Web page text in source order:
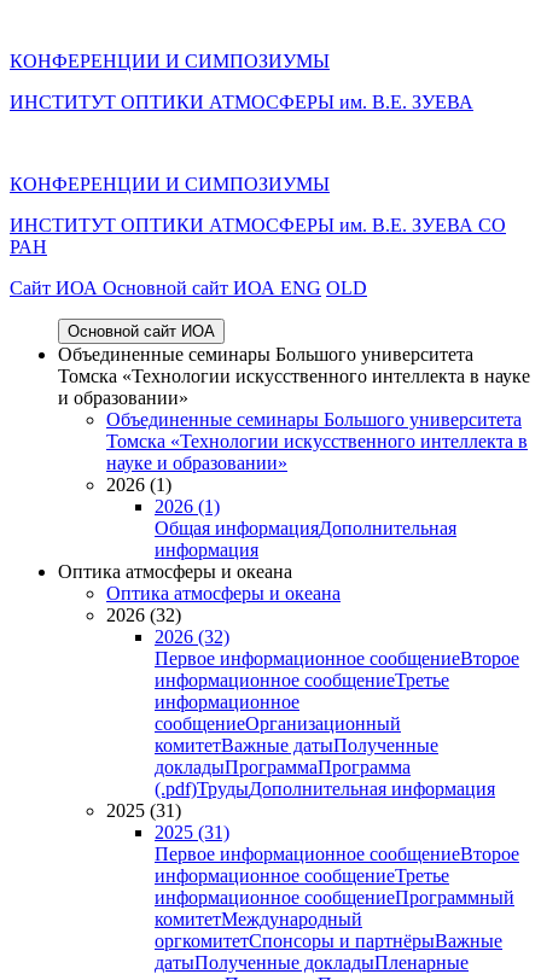
КОНФЕРЕНЦИИ И СИМПОЗИУМЫ
ИНСТИТУТ ОПТИКИ АТМОСФЕРЫ им. В.Е. ЗУЕВА
КОНФЕРЕНЦИИ И СИМПОЗИУМЫ
ИНСТИТУТ ОПТИКИ АТМОСФЕРЫ им. В.Е. ЗУЕВА СО
РАН
Cайт ИОА Основной сайт ИОА ENG OLD
Основной сайт ИОА
Объединенные семинары Большого университета
Томска «Технологии искусственного интеллекта в науке
и образовании»
Объединенные семинары Большого университета
Томска «Технологии искусственного интеллекта в
науке и образовании»
2026 (1)
2026 (1)
Общая информацияДополнительная
информация
Оптика атмосферы и океана
Оптика атмосферы и океана
2026 (32)
2026 (32)
Первое информационное сообщениеВторое
информационное сообщениеТретье
информационное
сообщениеОрганизационный
комитетВажные датыПолученные
докладыПрограммаПрограмма
(.pdf)ТрудыДополнительная информация
2025 (31)
2025 (31)
Первое информационное сообщениеВторое
информационное сообщениеТретье
информационное сообщениеПрограммный
комитетМеждународный
оргкомитетСпонсоры и партнёрыВажные
датыПолученные докладыПленарные